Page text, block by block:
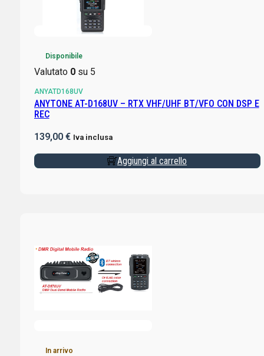
Disponibile
Valutato 0su 5
ANYATD168UV
ANYTONE AT-D168UV – RTX VHF/UHF BT/VFO CON DSP E
REC
139,00 € Iva inclusa
Aggiungi al carrello
In arrivo